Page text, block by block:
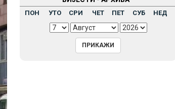
ПОН УТО СРИ ЧЕТ ПЕТ СУБ НЕД